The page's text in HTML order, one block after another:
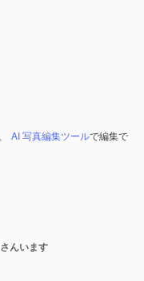
AI 写真編集ツールで編集で
んいます